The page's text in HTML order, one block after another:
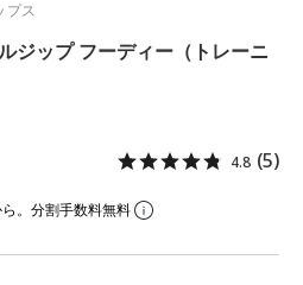
プス
ジップ フーディー（トレーニ
4.8 (5)
。分割手数料無料